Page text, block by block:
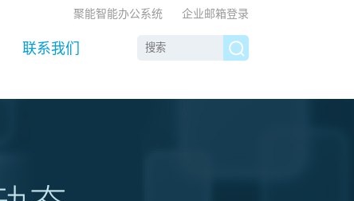
聚能智能办公系统 企业邮箱登录
联系我们